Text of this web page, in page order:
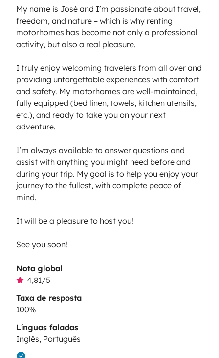
My name is José and I’m passionate about travel,
freedom, and nature – which is why renting
motorhomes has become not only a professional
activity, but also a real pleasure.
I truly enjoy welcoming travelers from all over and
providing unforgettable experiences with comfort
and safety. My motorhomes are well-maintained,
fully equipped (bed linen, towels, kitchen utensils,
etc.), and ready to take you on your next
adventure.
I’m always available to answer questions and
assist with anything you might need before and
during your trip. My goal is to help you enjoy your
journey to the fullest, with complete peace of
mind.
It will be a pleasure to host you!
See you soon!
Nota global
4,81/5
Taxa de resposta
100%
Línguas faladas
Inglês, Português